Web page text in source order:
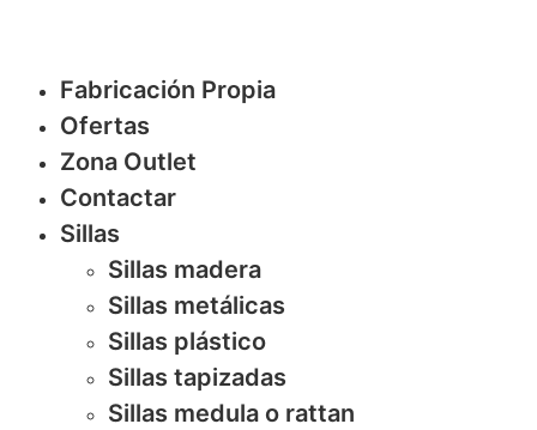
Fabricación Propia
Ofertas
Zona Outlet
Contactar
Sillas
Sillas madera
Sillas metálicas
Sillas plástico
Sillas tapizadas
Sillas medula o rattan